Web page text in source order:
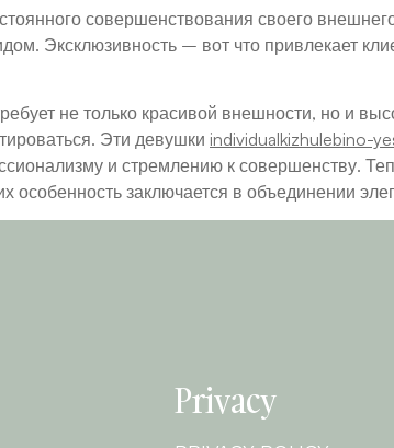
совершенствования своего
Эксклюзивность – вот что привлекает
не только красивой внешности, но и
Эти девушки individualkizhulebino-
и стремлению к совершенству.
заключается в объединении
Privacy